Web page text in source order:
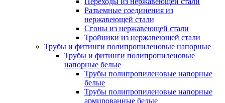
Разъемные соединения из
нержавеющей стали
Сгоны из нержавеющей стали
Тройники из нержавеющей стали
Трубы и фитинги полипропиленовые напорные
Трубы и фитинги полипропиленовые
напорные белые
Трубы полипропиленовые напорные
белые
Трубы полипропиленовые напорные
армированные белые